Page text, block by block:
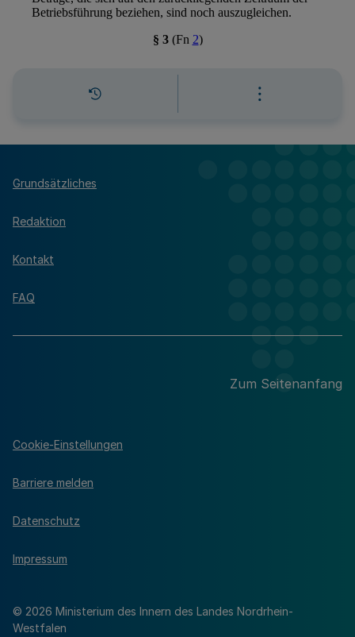
Grundsätzliches
Redaktion
Kontakt
FAQ
Zum Seitenanfang
© 2026 Ministerium des Innern des Landes Nordrhein-
Westfalen
Cookie-Einstellungen
Barriere melden
Datenschutz
Impressum